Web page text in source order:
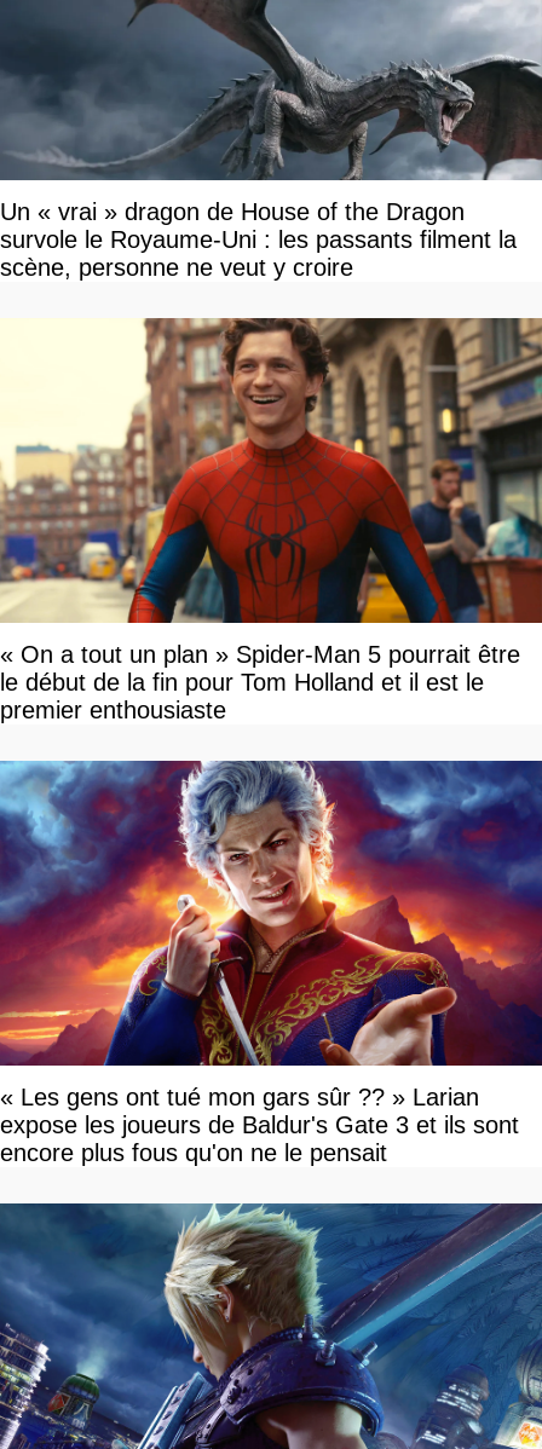
Un « vrai » dragon de House of the Dragon
survole le Royaume-Uni : les passants filment la
scène, personne ne veut y croire
« On a tout un plan » Spider-Man 5 pourrait être
le début de la fin pour Tom Holland et il est le
premier enthousiaste
« Les gens ont tué mon gars sûr ?? » Larian
expose les joueurs de Baldur's Gate 3 et ils sont
encore plus fous qu'on ne le pensait